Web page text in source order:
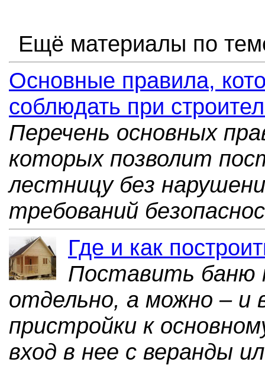
Ещё материалы по
Основные правила,
соблюдать при
Перечень основных
которых позволит
лестницу без
требований
Где и как
Поставить баню
отдельно, а можно – и
пристройки к
вход в нее с веранды